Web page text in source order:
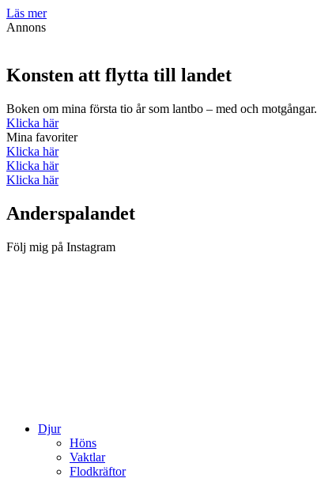
Läs mer
Annons
Konsten att flytta till landet
Boken om mina första tio år som lantbo – med och motgångar.
Klicka här
Mina favoriter
Klicka här
Klicka här
Klicka här
Anderspalandet
Följ mig på Instagram
Djur
Höns
Vaktlar
Flodkräftor